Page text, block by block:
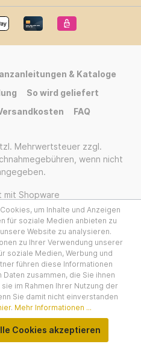
& Kataloge
So wird geliefert
FAQ
Mehrwertsteuer zzgl.
wenn nicht
mit Shopware
um Inhalte und Anzeigen
für soziale Medien anbieten zu
Website zu analysieren.
zu Ihrer Verwendung unserer
soziale Medien, Werbung und
führen diese Informationen
zusammen, die Sie ihnen
im Rahmen Ihrer Nutzung der
Sie damit nicht einverstanden
. Mehr Informationen ...
Cookies akzeptieren